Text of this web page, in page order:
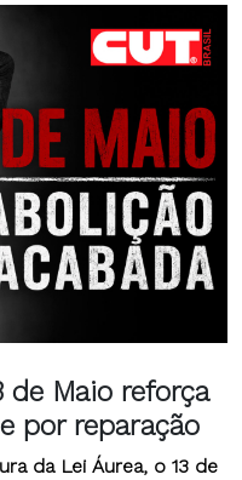
de Maio reforça
por reparação
da Lei Áurea, o 13 de